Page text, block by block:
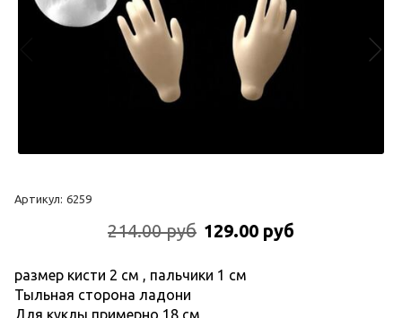
Артикул: 6259
214.00 руб 129.00 руб
размер кисти 2 см , пальчики 1 см
Тыльная сторона ладони
Для куклы примерно 18 см